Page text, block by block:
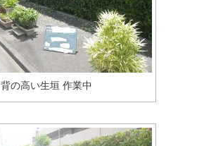
背の高い生垣 作業中